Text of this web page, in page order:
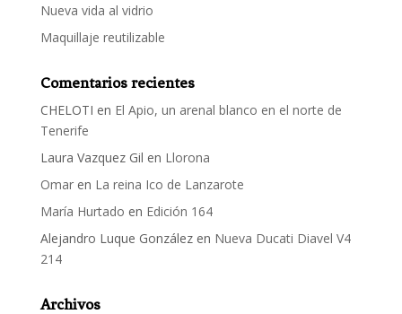
Nueva vida al vidrio
Maquillaje reutilizable
Comentarios recientes
CHELOTI en El Apio, un arenal blanco en el norte de
Tenerife
Laura Vazquez Gil en Llorona
Omaren La reina Ico de Lanzarote
María Hurtado en Edición 164
Alejandro Luque Gonzálezen Nueva Ducati Diavel V4
214
Archivos